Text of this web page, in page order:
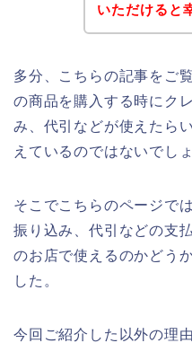
いただけると
多分、こちらの記事をご
の商品を購入する時にク
み、代引などが使えたら
えているのではないでし
そこでこちらのページで
振り込み、代引などの支
のお店で使えるのかどう
した。
今回ご紹介した以外の理